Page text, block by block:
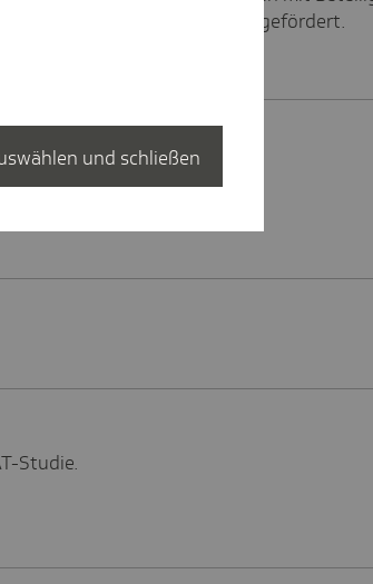
TK über den Innovationsfonds gefördert.
Studie.
und schließen